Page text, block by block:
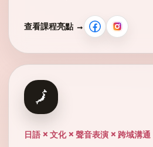
查看課程亮點 →
🗾
日語 × 文化 × 聲音表演 × 跨域溝通